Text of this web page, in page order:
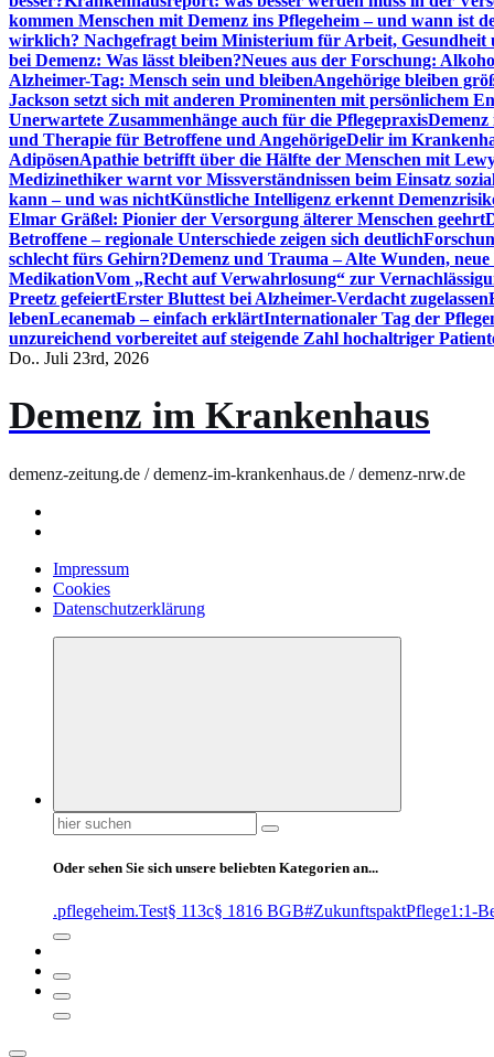
kommen Menschen mit Demenz ins Pflegeheim – und wann ist
wirklich? Nachgefragt beim Ministerium für Arbeit, Gesundheit
bei Demenz: Was lässt bleiben?Neues aus der Forschung:
Alzheimer-Tag: Mensch sein und bleibenAngehörige bleiben
Jackson setzt sich mit anderen Prominenten mit persönlichem
Unerwartete Zusammenhänge auch für die Pflegepraxis
und Therapie für Betroffene und AngehörigeDelir im
AdipösenApathie betrifft über die Hälfte der Menschen mit
Medizinethiker warnt vor Missverständnissen beim Einsatz
kann – und was nichtKünstliche Intelligenz erkennt
Elmar Gräßel: Pionier der Versorgung älterer Menschen geehrt
Betroffene – regionale Unterschiede zeigen sich deutlich
schlecht fürs Gehirn?Demenz und Trauma – Alte Wunden,
MedikationVom „Recht auf Verwahrlosung“ zur
Preetz gefeiertErster Bluttest bei Alzheimer-Verdacht zugelassen
lebenLecanemab – einfach erklärtInternationaler Tag der
unzureichend vorbereitet auf steigende Zahl hochaltriger
Do.. Juli 23rd, 2026
Demenz im Krankenhaus
demenz-zeitung.de / demenz-im-krankenhaus.de / demenz-nrw.de
Impressum
Cookies
Datenschutzerklärung
Suchen
nach:
Oder sehen Sie sich unsere beliebten Kategorien an...
.pflegeheim.Test§ 113c§ 1816 BGB#ZukunftspaktPflege1:1-